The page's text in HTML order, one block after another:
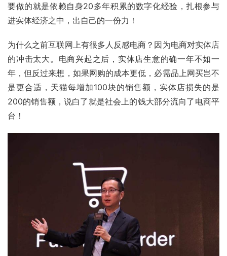
要做的就是依赖自身20多年积累的数字化经验，扎根参与
进实体经济之中，出自己的一份力！
为什么之前互联网上有很多人反感电商？因为电商对实体店
的冲击太大。电商兴起之后，实体店生意的确一年不如一
年，但反过来想，如果网购的成本更低，必需品上网买岂不
是更合适，天猫每增加100块的销售额，实体店损失的是
200的销售额，说白了就是社会上的钱大部分流向了电商平
台！